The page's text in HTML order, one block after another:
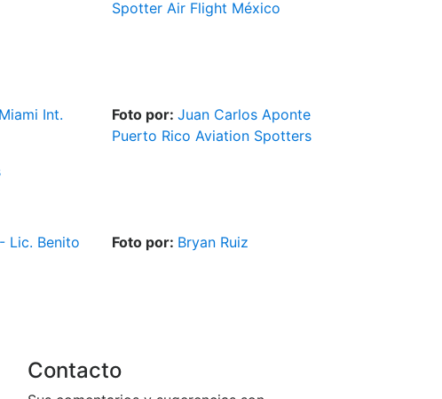
Spotter Air Flight México
Int.
Foto por: Juan Carlos Aponte
Puerto Rico Aviation Spotters
Lic. Benito
Foto por: Bryan Ruiz
Contacto